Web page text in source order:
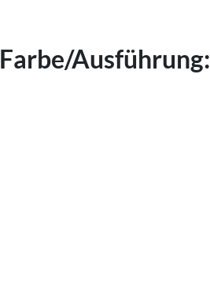
Farbe/Ausführung: